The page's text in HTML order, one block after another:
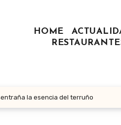
HOME
la esencia del terruño